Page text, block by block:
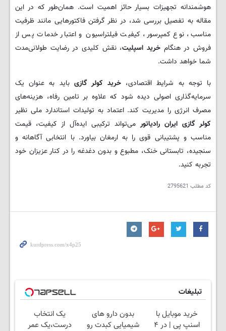
هوشمندانه تجهیزات بسیار حائز اهمیت است. همان‌طور که در این
مقاله به تفصیل بررسی شد، در نظر گرفتن فاکتورهایی مانند ظرفیت
مناسب، نوع کمپرسور، کیفیت فیلتراسیون و اعتبار خدمات پس از
فروش در هنگام خرید اسپلیت، نقش کلیدی در رضایت طولانی‌مدت
شما خواهد داشت.
با توجه به شرایط اقتصادی، خرید کولر گازی باید به عنوان یک
سرمایه‌گذاری اصولی دیده شود که علاوه بر تامین رفاه، هزینه‌های
مصرف انرژی را مدیریت کند. اعتماد به تولیدات استاندارد ملی نظیر
کولر گازی ایران رادیاتورمی‌تواند ترکیبی ایده‌آل از کیفیت، قیمت
مناسب و پشتیبانی قوی را به ارمغان بیاورد. با انتخابی آگاهانه و
سنجیده، تابستانی خنک، مطبوع و بدون دغدغه را در کنار عزیزان خود
تجربه کنید.
کد مطلب 2795621
تبلیغات
خرید موبایل با
اسنپ پی | در ۴
بدون دارو های
شیمیایی کبدت رو
یک انتخاب
درست،یک عمر